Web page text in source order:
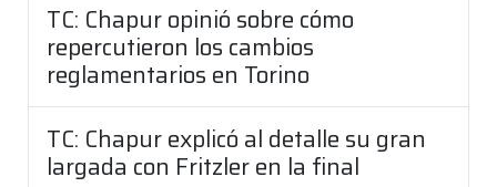
TC: Chapur opinió sobre cómo
repercutieron los cambios
reglamentarios en Torino
TC: Chapur explicó al detalle su gran
largada con Fritzler en la final